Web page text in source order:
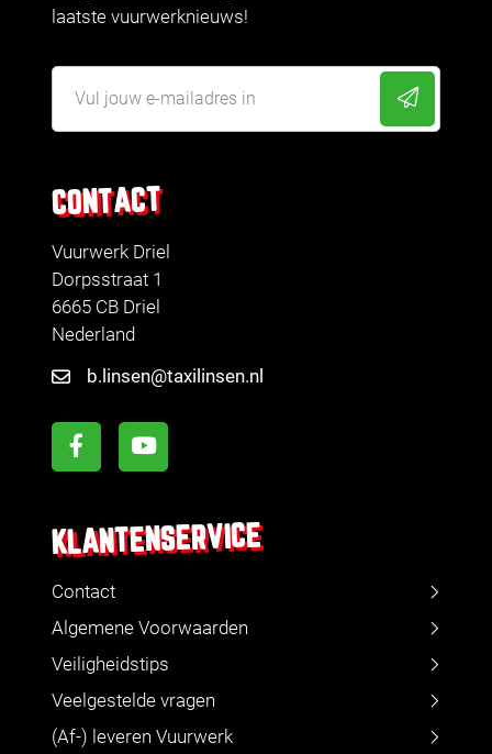
CONTACT
Vuurwerk Driel
Dorpsstraat 1
6665 CB Driel
Nederland
b.linsen@taxilinsen.nl
KLANTENSERVICE
Contact
Algemene Voorwaarden
Veiligheidstips
Veelgestelde vragen
(Af-) leveren Vuurwerk
laatste vuurwerknieuws!